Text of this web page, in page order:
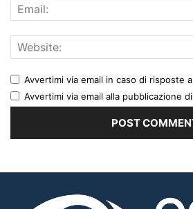
Avvertimi via email in caso di risposte
Avvertimi via email alla pubblicazione